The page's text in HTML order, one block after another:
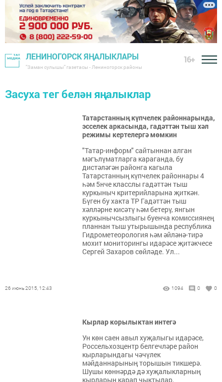
ЛЕНИНОГОРСК ЯҢАЛЫКЛАРЫ
"Заман сулышы" газетасы - Лениногорск районы
16+
Засуха тег белән яңалыклар
Татарстанның күпчелек районнарында,
эсселек аркасында, гадәттән тыш хәл
режимы кертелергә мөмкин
"Татар-информ" сайтыннан алган
мәгълүматларга караганда, бу
дистәләгән районга кагыла
Татарстанның күпчелек районнары 4
һәм 5нче класслы гадәттән тыш
куркыныч критерийларына җиткән.
Бүген бу хакта ТР Гадәттән тыш
хәлләрне кисәтү һәм бетерү, янгын
куркынычсызлыгы буенча комиссиянең
планнан тыш утырышында республика
Гидрометеорология һәм әйләнә-тирә
мохит мониторингы идарәсе җитәкчесе
Сергей Захаров сөйләде. Ул...
26 июнь 2015, 12:43 1094 0 0
Кырлар корылыктан интегә
Ун көн саен авыл хуҗалыгы идарәсе,
Россельхозцентр белгечләре район
кырларындагы чәчүлек
мәйданнарының торышын тикшерә.
Шушы көннәрдә дә хуҗалыкларның
кырларын карап чыктылар.